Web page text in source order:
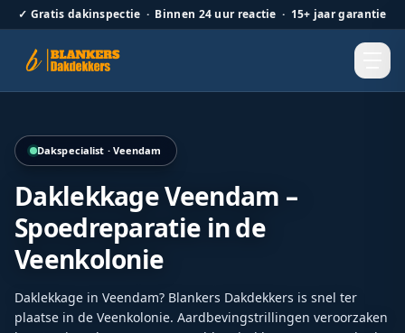
✓ Gratis dakinspectie · Binnen 24 uur reactie · 15+ jaar garantie
Dakspecialist · Veendam
Daklekkage Veendam –
Spoedreparatie in de
Veenkolonie
Daklekkage in Veendam? Blankers Dakdekkers is snel ter
plaatse in de Veenkolonie. Aardbevingstrillingen veroorzaken